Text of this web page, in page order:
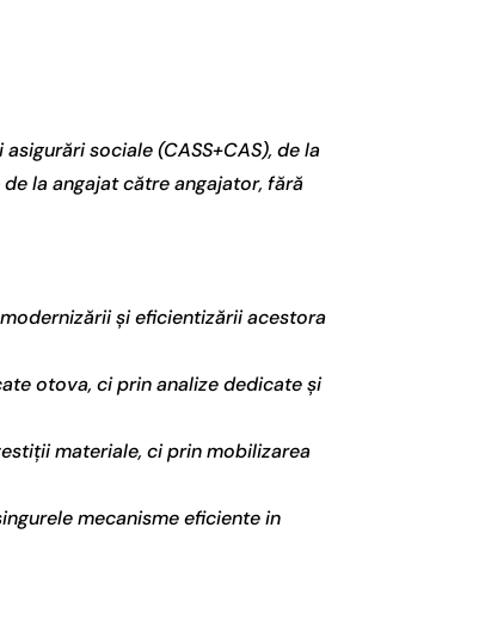
sociale (CASS+CAS), de la
la angajat către angajator, fără
și eficientizării acestora
otova, ci prin analize dedicate și
materiale, ci prin mobilizarea
mecanisme eficiente in